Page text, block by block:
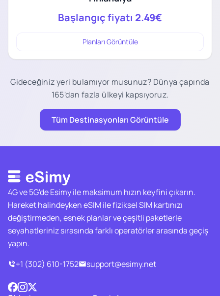
Başlangıç fiyatı 2.49€
Planları Görüntüle
Gideceğiniz yeri bulamıyor musunuz? Dünya çapında
165'dan fazla ülkeyi kapsıyoruz.
Tüm Destinasyonları Görüntüle
4G ve 5G'de Esimy ile maksimum hızın keyfini çıkarın.
Hareket halindeyken eSIM ile fiziksel SIM kartınızı
değiştirmeden, esnek planlar ve çeşitli paketlerle
seyahatleriniz sırasında farklı operatörler arasında geçiş
yapın.
+1 (302) 610-1752
support@esimy.net